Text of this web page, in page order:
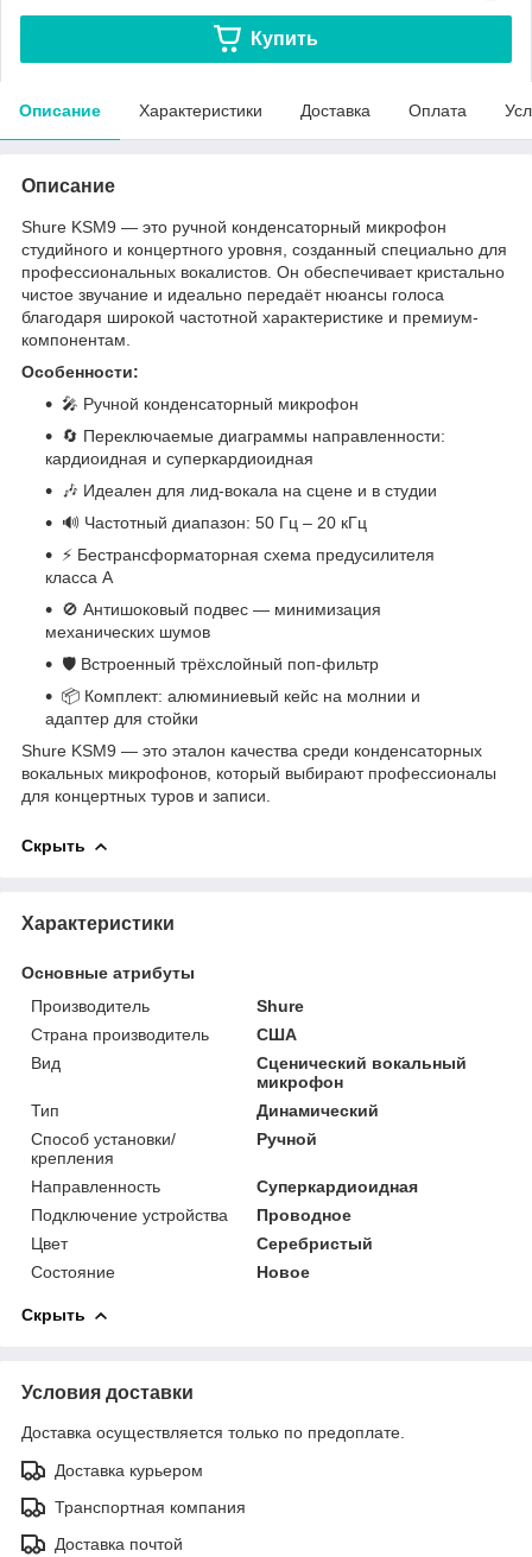
Купить
Описание Характеристики Доставка Оплата
Описание
Shure KSM9 — это ручной конденсаторный микрофон
студийного и концертного уровня, созданный специально для
профессиональных вокалистов. Он обеспечивает кристально
чистое звучание и идеально передаёт нюансы голоса
благодаря широкой частотной характеристике и премиум-
компонентам.
Особенности:
🎤 Ручной конденсаторный микрофон
🔄 Переключаемые диаграммы направленности:
кардиоидная и суперкардиоидная
🎶 Идеален для лид-вокала на сцене и в студии
🔊 Частотный диапазон: 50 Гц – 20 кГц
⚡ Бестрансформаторная схема предусилителя
класса А
🚫 Антишоковый подвес — минимизация
механических шумов
🛡 Встроенный трёхслойный поп-фильтр
📦 Комплект: алюминиевый кейс на молнии и
адаптер для стойки
Shure KSM9 — это эталон качества среди конденсаторных
вокальных микрофонов, который выбирают профессионалы
для концертных туров и записи.
Скрыть
Характеристики
Основные атрибуты
Производитель
Shure
Страна производитель
США
Вид
Сценический вокальный
микрофон
Тип
Динамический
Способ установки/
крепления
Ручной
Направленность
Суперкардиоидная
Подключение устройства
Проводное
Цвет
Серебристый
Состояние
Новое
Скрыть
Условия доставки
Доставка осуществляется только по предоплате.
Доставка курьером
Транспортная компания
Доставка почтой